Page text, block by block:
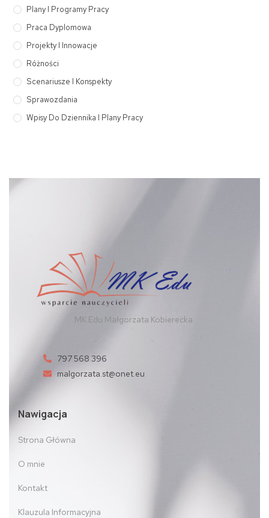
Plany I Programy Pracy
Praca Dyplomowa
Projekty I Innowacje
Różności
Scenariusze I Konspekty
Sprawozdania
Wpisy Do Dziennika I Plany Pracy
MK Edu Małgorzata Kobierecka
797 568 396
malgorzata.st@onet.eu
Nawigacja
Strona Główna
O mnie
Kontakt
Klauzula Informacyjna